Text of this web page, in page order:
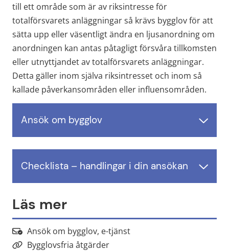
till ett område som är av riksintresse för
totalförsvarets anläggningar så krävs bygglov för att
sätta upp eller väsentligt ändra en ljusanordning om
anordningen kan antas påtagligt försvåra tillkomsten
eller utnyttjandet av totalförsvarets anläggningar.
Detta gäller inom själva riksintresset och inom så
kallade påverkansområden eller influensområden.
Ansök om bygglov
Checklista – handlingar i din ansökan
Läs mer
Ansök om bygglov, e-tjänstLänk till annan
Bygglovsfria åtgärder